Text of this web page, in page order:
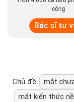
công
Bác sĩ tư
Chủ đề: mắt
mắt kiến thức